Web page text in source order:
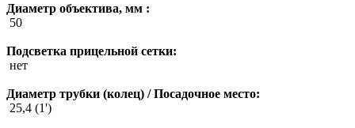
Диаметр объектива, мм :
50
Подсветка прицельной сетки:
нет
Диаметр трубки (колец) / Посадочное место:
25,4 (1')